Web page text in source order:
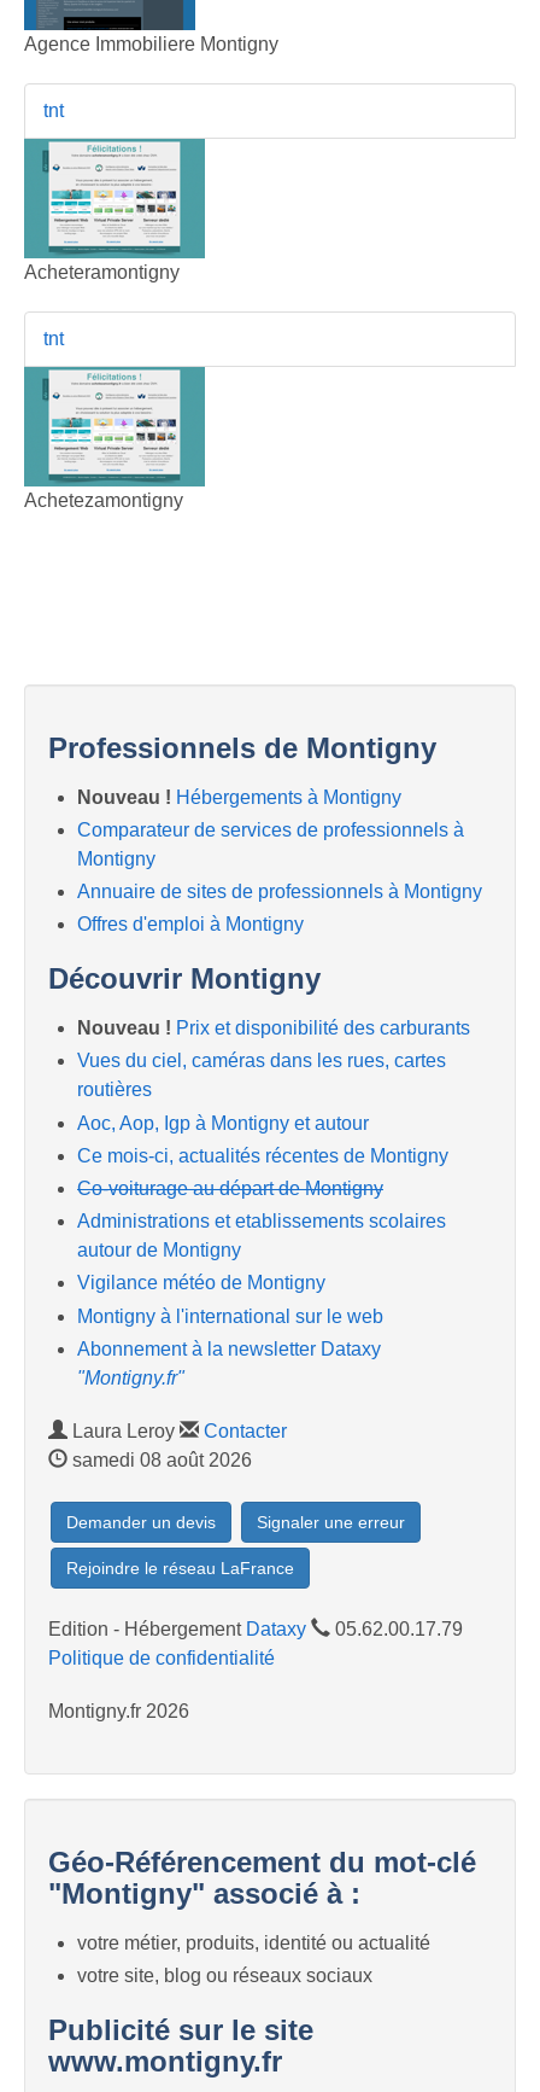
Agence Immobiliere Montigny
tnt
Acheteramontigny
tnt
Achetezamontigny
Professionnels de Montigny
Nouveau ! Hébergements à Montigny
Comparateur de services de professionnels à
Montigny
Annuaire de sites de professionnels à Montigny
Offres d'emploi à Montigny
Découvrir Montigny
Nouveau ! Prix et disponibilité des carburants
Vues du ciel, caméras dans les rues, cartes
routières
Aoc, Aop, Igp à Montigny et autour
Ce mois-ci, actualités récentes de Montigny
Co-voiturage au départ de Montigny
Administrations et etablissements scolaires
autour de Montigny
Vigilance météo de Montigny
Montigny à l'international sur le web
Abonnement à la newsletter Dataxy
"Montigny.fr"
Laura Leroy
Contacter
samedi 08 août 2026
Demander un devis Signaler une erreur
Rejoindre le réseau LaFrance
Edition - Hébergement Dataxy
05.62.00.17.79
Politique de confidentialité
Montigny.fr 2026
Géo-Référencement du mot-clé
"Montigny" associé à :
votre métier, produits, identité ou actualité
votre site, blog ou réseaux sociaux
Publicité sur le site
www.montigny.fr